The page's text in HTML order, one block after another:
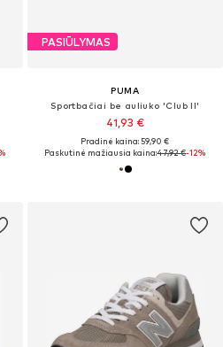
PASIŪLYMAS
PUMA
Sportbačiai be auliuko 'Club II'
41,93 €
Pradinė kaina: 59,90 €
Paskutinė mažiausia kaina:47,92 €-12%